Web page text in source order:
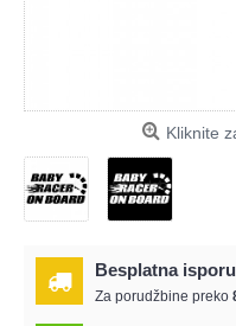
Kliknite
Besplatna
Za porudžbine preko